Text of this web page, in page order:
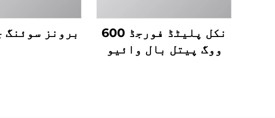
نکل پلیٹڈ فورجڈ 600
ووگ پیتل بال وائیو
برونز سوئنگ